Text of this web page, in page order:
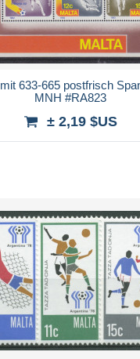
633-665 postfrisch
MNH #RA823
± 2,19 $US